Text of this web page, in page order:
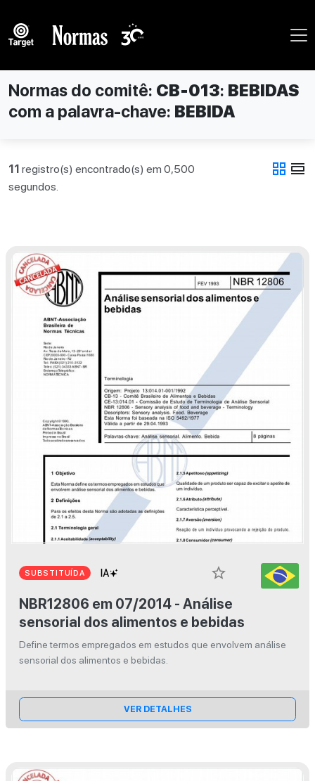
Normas do comitê: CB-013: BEBIDAS
com a palavra-chave: BEBIDA
11 registro(s) encontrado(s) em 0,500
segundos.
grid_view view_day
SUBSTITUÍDA
star_border
NBR12806 em 07/2014 - Análise
sensorial dos alimentos e bebidas
Define termos empregados em estudos que envolvem análise
sensorial dos alimentos e bebidas.
VER DETALHES